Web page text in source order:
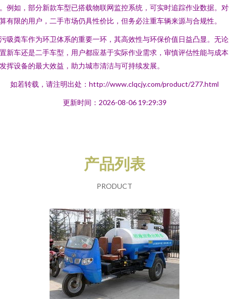
例如，部分新款车型已搭载物联网监控系统，可实时追踪作业数据。
有限的用户，二手市场仍具性价比，但务必注重车辆来源与合规性。
吸粪车作为环卫体系的重要一环，其高效性与环保价值日益凸显。无
新车还是二手车型，用户都应基于实际作业需求，审慎评估性能与成
挥设备的最大效益，助力城市清洁与可持续发展。
如若转载，请注明出处：http://www.clqcjy.com/product/277.html
更新时间：2026-08-06 19:29:39
产品列表
PRODUCT